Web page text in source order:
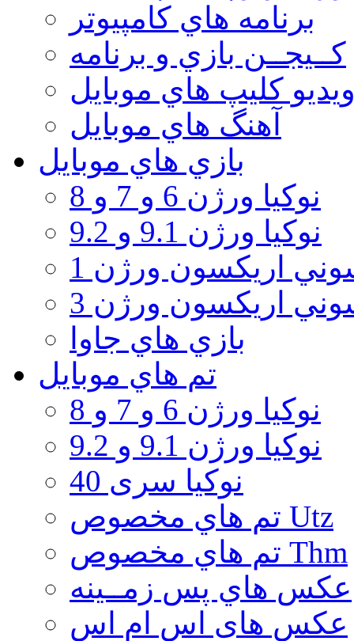
برنامه هاي كامپيوتر
كــيجــن بازي و برنامه
كليپ هاي موبايل
آهنگ هاي موبايل
بازي هاي موبايل
نوكيا ورژن 6 و 7 و 8
نوكيا ورژن 9.1 و 9.2
اريكسون ورژن 1
اريكسون ورژن 3
بازي هاي جاوا
تم هاي موبايل
نوكيا ورژن 6 و 7 و 8
نوكيا ورژن 9.1 و 9.2
نوکیا سری 40
تم هاي مخصوص Utz
تم هاي مخصوص Thm
عكس هاي پس زمــينه
عكس های اس ام اس